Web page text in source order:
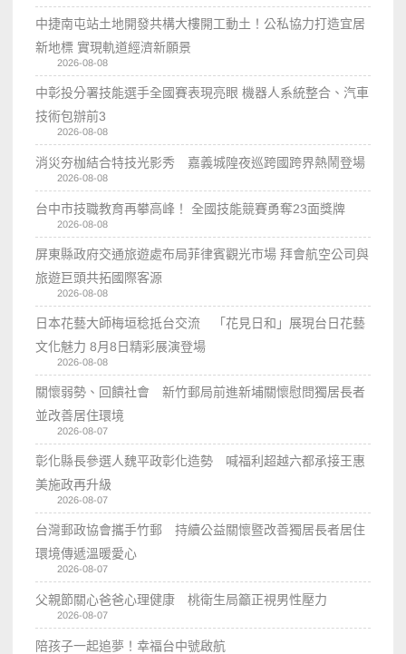
中捷南屯站土地開發共構大樓開工動土！公私協力打造宜居
新地標 實現軌道經濟新願景
2026-08-08
中彰投分署技能選手全國賽表現亮眼 機器人系統整合、汽車
技術包辦前3
2026-08-08
消災夯枷結合特技光影秀 嘉義城隍夜巡跨國跨界熱鬧登場
2026-08-08
台中市技職教育再攀高峰！ 全國技能競賽勇奪23面獎牌
2026-08-08
屏東縣政府交通旅遊處布局菲律賓觀光市場 拜會航空公司與
旅遊巨頭共拓國際客源
2026-08-08
日本花藝大師梅垣稔抵台交流 「花見日和」展現台日花藝
文化魅力 8月8日精彩展演登場
2026-08-08
關懷弱勢、回饋社會 新竹郵局前進新埔關懷慰問獨居長者
並改善居住環境
2026-08-07
彰化縣長參選人魏平政彰化造勢 喊福利超越六都承接王惠
美施政再升級
2026-08-07
台灣郵政協會攜手竹郵 持續公益關懷暨改善獨居長者居住
環境傳遞溫暖愛心
2026-08-07
父親節關心爸爸心理健康 桃衛生局籲正視男性壓力
2026-08-07
陪孩子一起追夢！幸福台中號啟航